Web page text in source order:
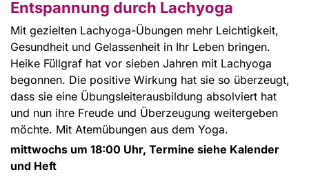
Entspannung durch Lachyoga
Mit gezielten Lachyoga-Übungen mehr Leichtigkeit,
Gesundheit und Gelassenheit in Ihr Leben bringen.
Heike Füllgraf hat vor sieben Jahren mit Lachyoga
begonnen. Die positive Wirkung hat sie so überzeugt,
dass sie eine Übungsleiterausbildung absolviert hat
und nun ihre Freude und Überzeugung weitergeben
möchte. Mit Atemübungen aus dem Yoga.
mittwochs um 18:00 Uhr, Termine siehe Kalender
und Heft